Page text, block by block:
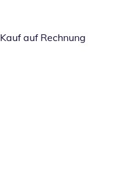
Kauf auf Rechnung